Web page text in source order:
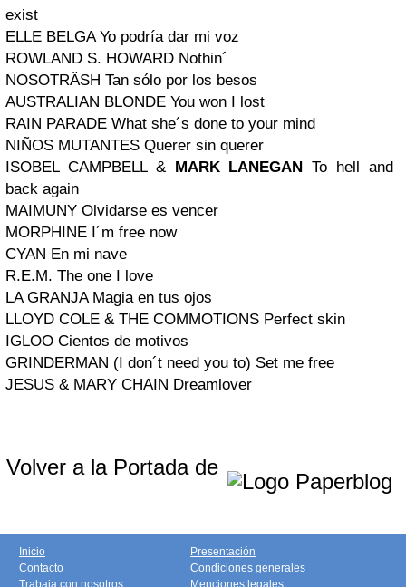
exist
ELLE BELGA Yo podría dar mi voz
ROWLAND S. HOWARD Nothin´
NOSOTRÄSH Tan sólo por los besos
AUSTRALIAN BLONDE You won I lost
RAIN PARADE What she´s done to your mind
NIÑOS MUTANTES Querer sin querer
ISOBEL CAMPBELL & MARK LANEGAN To hell and
back again
MAIMUNY Olvidarse es vencer
MORPHINE I´m free now
CYAN En mi nave
R.E.M. The one I love
LA GRANJA Magia en tus ojos
LLOYD COLE & THE COMMOTIONS Perfect skin
IGLOO Cientos de motivos
GRINDERMAN (I don´t need you to) Set me free
JESUS & MARY CHAIN Dreamlover
Volver a la Portada de
Inicio
Contacto
Trabaja con nosotros
Presentación
Condiciones generales
Menciones legales